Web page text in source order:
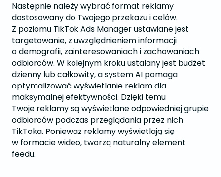
Następnie należy wybrać format reklamy
dostosowany do Twojego przekazu i celów.
Z poziomu TikTok Ads Manager ustawiane jest
targetowanie, z uwzględnieniem informacji
o demografii, zainteresowaniach i zachowaniach
odbiorców. W kolejnym kroku ustalany jest budżet
dzienny lub całkowity, a system AI pomaga
optymalizować wyświetlanie reklam dla
maksymalnej efektywności. Dzięki temu
Twoje reklamy są wyświetlane odpowiedniej grupie
odbiorców podczas przeglądania przez nich
TikToka. Ponieważ reklamy wyświetlają się
w formacie wideo, tworzą naturalny element
feedu.